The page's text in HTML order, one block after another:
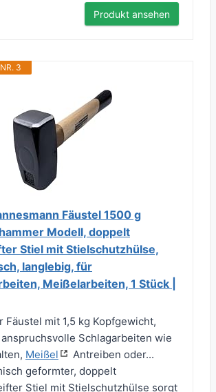
Produkt ansehen
3
Fäustel 1500 g
Modell, doppelt
Stiel mit Stielschutzhülse,
langlebig, für
Meißelarbeiten, 1 Stück |
Fäustel mit 1,5 kg Kopfgewicht,
Schlagarbeiten wie
Meißel
Antreiben oder...
geformter, doppelt
Stiel mit Stielschutzhülse sorgt